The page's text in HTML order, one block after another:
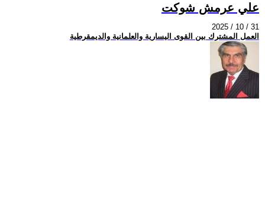
علي عرمش شوكت
2025 / 10 / 31
العمل المشترك بين القوى اليسارية والعلمانية والديمقرطية